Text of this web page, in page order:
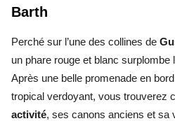
Barth
Perché sur l’une des collines de
un phare rouge et blanc surplombe
Après une belle promenade en
tropical verdoyant, vous trouverez
activité, ses canons anciens et sa